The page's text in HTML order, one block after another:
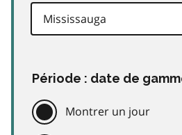
Période : date de
Montrer un jour